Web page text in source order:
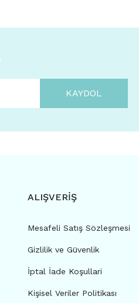
KAYDOL
ALIŞVERİŞ
Mesafeli Satış Sözleşmesi
Gizlilik ve Güvenlik
İptal İade Koşullari
Kişisel Veriler Politikası